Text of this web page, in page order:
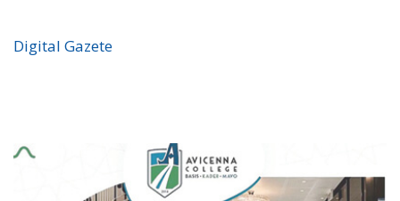
Digital Gazete